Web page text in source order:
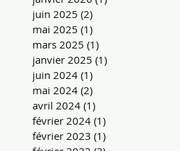
juin 2025 (2)
mai 2025 (1)
mars 2025 (1)
janvier 2025 (1)
juin 2024 (1)
mai 2024 (2)
avril 2024 (1)
février 2024 (1)
février 2023 (1)